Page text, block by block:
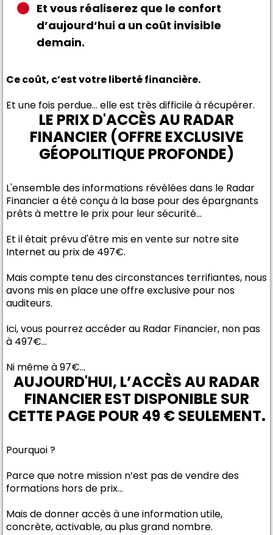
Et vous réaliserez que le confort
d’aujourd’hui a un coût invisible
demain.
Ce coût, c’est votre liberté financière.
Et une fois perdue… elle est très difficile à récupérer.
LE PRIX D'ACCÈS AU RADAR
FINANCIER (OFFRE EXCLUSIVE
GÉOPOLITIQUE PROFONDE)
L'ensemble des informations révélées dans le Radar
Financier a été conçu à la base pour des épargnants
prêts à mettre le prix pour leur sécurité...
Et il était prévu d'être mis en vente sur notre site
Internet au prix de 497€.
Mais compte tenu des circonstances terrifiantes, nous
avons mis en place une offre exclusive pour nos
auditeurs.
Ici, vous pourrez accéder au Radar Financier, non pas
à 497€...
Ni même à 97€...
AUJOURD'HUI, L’ACCÈS AU RADAR
FINANCIER EST DISPONIBLE SUR
CETTE PAGE POUR 49 € SEULEMENT.
Pourquoi ?
Parce que notre mission n’est pas de vendre des
formations hors de prix…
Mais de donner accès à une information utile,
concrète, activable, au plus grand nombre.